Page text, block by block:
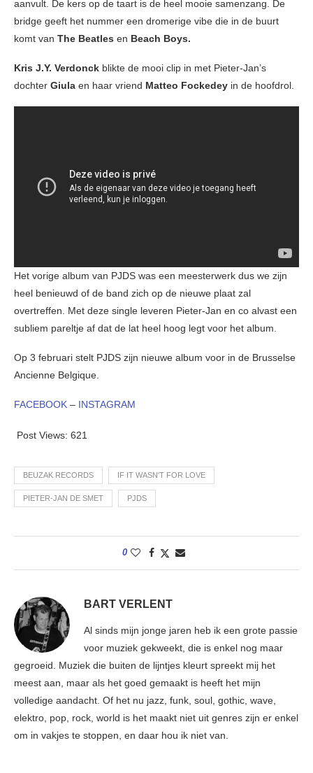
aanvult. De kers op de taart is de heel mooie samenzang. De
bridge geeft het nummer een dromerige vibe die in de buurt
komt van The Beatles en Beach Boys.
Kris J.Y. Verdonck blikte de mooi clip in met Pieter-Jan’s
dochter Giula en haar vriend Matteo Fockedey in de hoofdrol.
Het vorige album van PJDS was een meesterwerk dus we zijn
heel benieuwd of de band zich op de nieuwe plaat zal
overtreffen. Met deze single leveren Pieter-Jan en co alvast een
subliem pareltje af dat de lat heel hoog legt voor het album.
Op 3 februari stelt PJDS zijn nieuwe album voor in de Brusselse
Ancienne Belgique.
FACEBOOK – INSTAGRAM
Post Views: 621
BEUZAK RECORDS IF IT WASN'T FOR LOVE
PIETER-JAN DE SMET PJDS
0
BART VERLENT
Al sinds mijn jonge jaren heb ik een grote passie
voor muziek gekweekt, die is enkel nog maar
gegroeid. Muziek die buiten de lijntjes kleurt spreekt mij het
meest aan, maar als het goed gemaakt is heeft het mijn
volledige aandacht. Of het nu jazz, funk, soul, gothic, wave,
elektro, pop, rock, world is het maakt niet uit genres zijn er enkel
om in vakjes te stoppen, en daar hou ik niet van.